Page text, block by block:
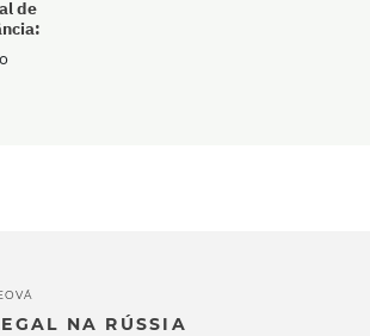
de
NA RÚSSIA